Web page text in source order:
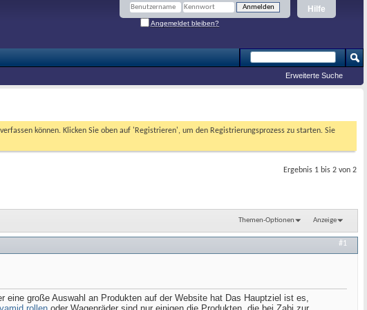
Hilfe
Angemeldet bleiben?
Erweiterte Suche
können. Klicken Sie oben auf 'Registrieren', um den Registrierungsprozess zu starten. Sie
Ergebnis 1 bis 2 von 2
Themen-Optionen Anzeige
#1
große Auswahl an Produkten auf der Website hat Das Hauptziel ist es,